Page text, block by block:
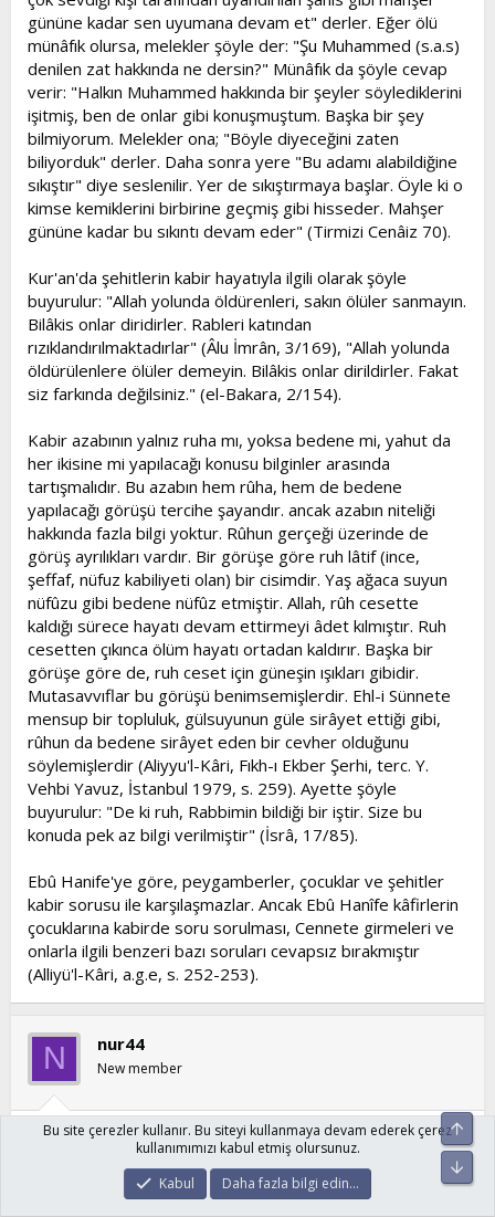
gününe kadar sen uyumana devam et" derler. Eğer ölü
münâfık olursa, melekler şöyle der: "Şu Muhammed (s.a.s)
denilen zat hakkında ne dersin?" Münâfık da şöyle cevap
verir: "Halkın Muhammed hakkında bir şeyler söylediklerini
işitmiş, ben de onlar gibi konuşmuştum. Başka bir şey
bilmiyorum. Melekler ona; "Böyle diyeceğini zaten
biliyorduk" derler. Daha sonra yere "Bu adamı alabildiğine
sıkıştır" diye seslenilir. Yer de sıkıştırmaya başlar. Öyle ki o
kimse kemiklerini birbirine geçmiş gibi hisseder. Mahşer
gününe kadar bu sıkıntı devam eder" (Tirmizi Cenâiz 70).
Kur'an'da şehitlerin kabir hayatıyla ilgili olarak şöyle
buyurulur: "Allah yolunda öldürenleri, sakın ölüler sanmayın.
Bilâkis onlar diridirler. Rableri katından
rızıklandırılmaktadırlar" (Âlu İmrân, 3/169), "Allah yolunda
öldürülenlere ölüler demeyin. Bilâkis onlar dirildirler. Fakat
siz farkında değilsiniz." (el-Bakara, 2/154).
Kabir azabının yalnız ruha mı, yoksa bedene mi, yahut da
her ikisine mi yapılacağı konusu bilginler arasında
tartışmalıdır. Bu azabın hem rûha, hem de bedene
yapılacağı görüşü tercihe şayandır. ancak azabın niteliği
hakkında fazla bilgi yoktur. Rûhun gerçeği üzerinde de
görüş ayrılıkları vardır. Bir görüşe göre ruh lâtif (ince,
şeffaf, nüfuz kabiliyeti olan) bir cisimdir. Yaş ağaca suyun
nüfûzu gibi bedene nüfûz etmiştir. Allah, rûh cesette
kaldığı sürece hayatı devam ettirmeyi âdet kılmıştır. Ruh
cesetten çıkınca ölüm hayatı ortadan kaldırır. Başka bir
görüşe göre de, ruh ceset için güneşin ışıkları gibidir.
Mutasavvıflar bu görüşü benimsemişlerdir. Ehl-i Sünnete
mensup bir topluluk, gülsuyunun güle sirâyet ettiği gibi,
rûhun da bedene sirâyet eden bir cevher olduğunu
söylemişlerdir (Aliyyu'l-Kâri, Fıkh-ı Ekber Şerhi, terc. Y.
Vehbi Yavuz, İstanbul 1979, s. 259). Ayette şöyle
buyurulur: "De ki ruh, Rabbimin bildiği bir iştir. Size bu
konuda pek az bilgi verilmiştir" (İsrâ, 17/85).
Ebû Hanife'ye göre, peygamberler, çocuklar ve şehitler
kabir sorusu ile karşılaşmazlar. Ancak Ebû Hanîfe kâfirlerin
çocuklarına kabirde soru sorulması, Cennete girmeleri ve
onlarla ilgili benzeri bazı soruları cevapsız bırakmıştır
(Alliyü'l-Kâri, a.g.e, s. 252-253).
N nur44
New member
11 Şub 2006 #19
015. Sure - HICR SURESİ 36. AYET
IBLIS: "EY RABBIM, ÖYLE ISE, BANA ONLARIN
Bu site çerezler kullanır. Bu siteyi kullanmaya devam ederek çerez
kullanımımızı kabul etmiş olursunuz.
Kabul
Daha fazla bilgi edin…
Üst
Alt